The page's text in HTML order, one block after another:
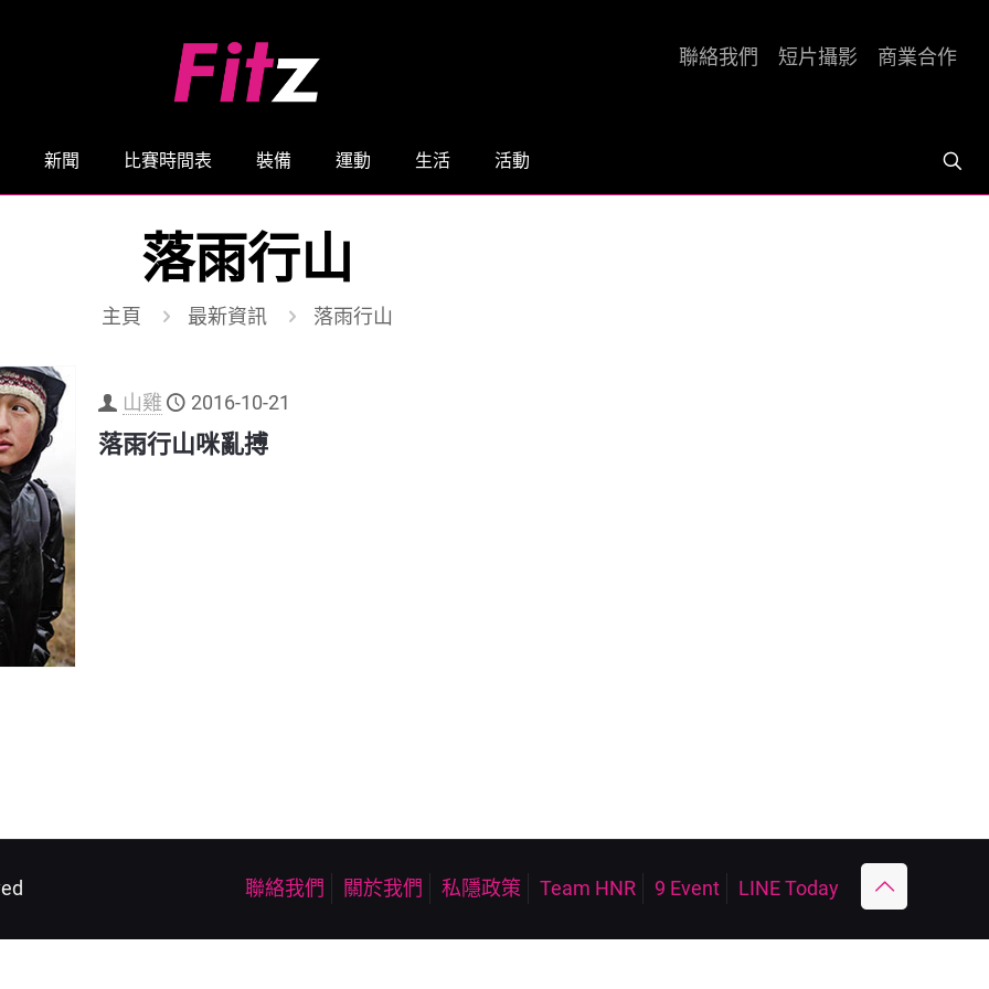
新聞 比賽時間表 裝備 運動 生活 活動
聯絡我們 短片攝影 商業合作
落雨行山
主頁 最新資訊 落雨行山
山雞 2016-10-21
落雨行山咪亂搏
聯絡我們 關於我們 私隱政策 Team HNR 9 Event LINE Today